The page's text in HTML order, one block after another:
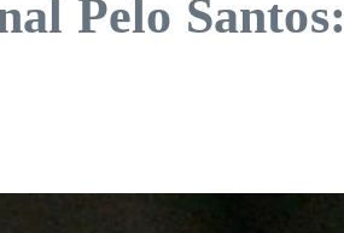
Pelo Santos: